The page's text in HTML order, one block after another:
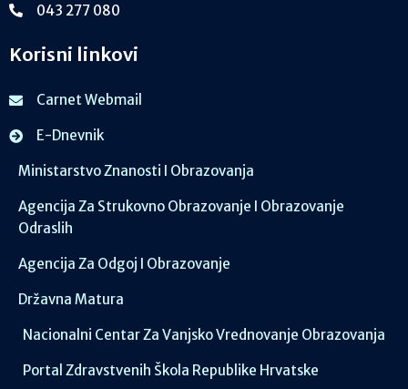
043 277 080
Korisni linkovi
Carnet Webmail
E-Dnevnik
Ministarstvo Znanosti I Obrazovanja
Agencija Za Strukovno Obrazovanje I Obrazovanje
Odraslih
Agencija Za Odgoj I Obrazovanje
Državna Matura
Nacionalni Centar Za Vanjsko Vrednovanje Obrazovanja
Portal Zdravstvenih Škola Republike Hrvatske